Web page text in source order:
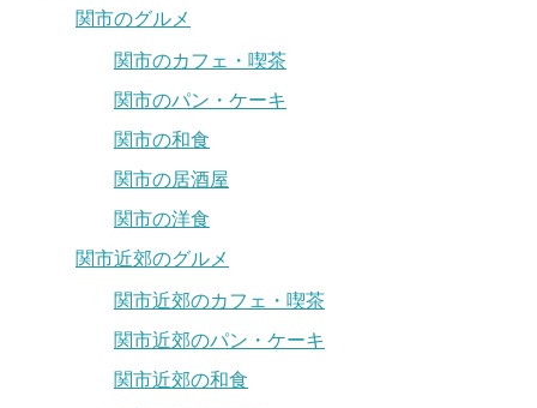
関市のグルメ
関市のカフェ・喫茶
関市のパン・ケーキ
関市の和食
関市の居酒屋
関市の洋食
関市近郊のグルメ
関市近郊のカフェ・喫茶
関市近郊のパン・ケーキ
関市近郊の和食